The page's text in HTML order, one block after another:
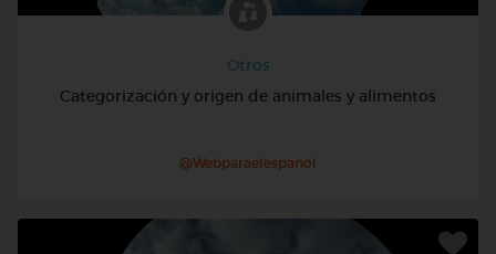
Otros
Categorización y origen de animales y alimentos
@Webparaelespanol